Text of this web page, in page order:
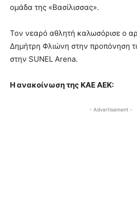
ομάδα της «Βασίλισσας».
Τον νεαρό αθλητή καλωσόρισε ο
Δημήτρη Φλιώνη στην προπόνηση
στην SUNEL Arena.
Η ανακοίνωση της ΚΑΕ ΑΕΚ:
- Advertisement -